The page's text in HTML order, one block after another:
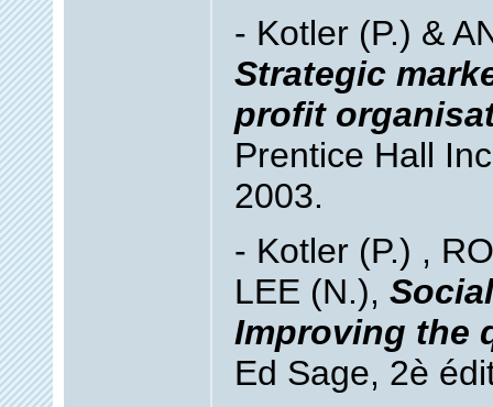
- Kotler (P.) &
Strategic
profit
Prentice Hall
2003.
- Kotler (P.) ,
LEE (N.),
Improving the
Ed Sage, 2è